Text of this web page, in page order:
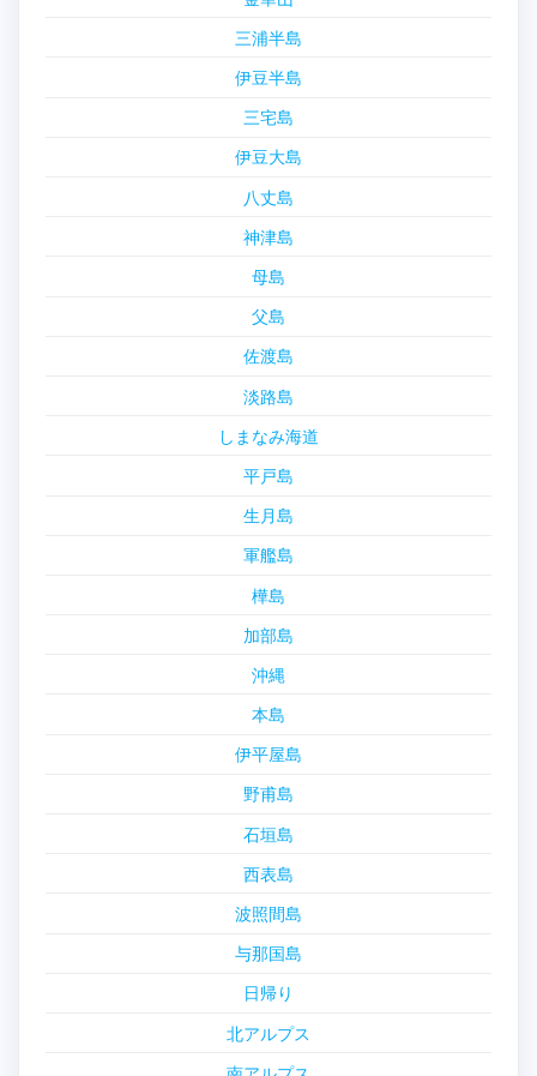
三浦半島
伊豆半島
三宅島
伊豆大島
八丈島
神津島
母島
父島
佐渡島
淡路島
しまなみ海道
平戸島
生月島
軍艦島
樺島
加部島
沖縄
本島
伊平屋島
野甫島
石垣島
西表島
波照間島
与那国島
日帰り
北アルプス